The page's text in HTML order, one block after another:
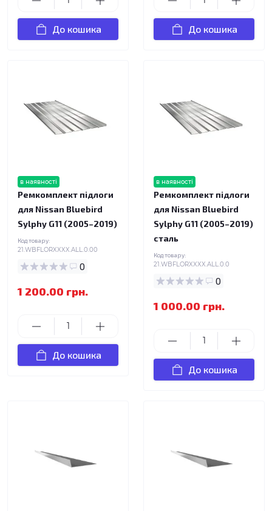
До кошика До кошика
в наявності
Ремкомплект підлоги
для Nissan Bluebird
Sylphy G11 (2005–2019)
Код товару:
21.WBFLORXXXX.ALL.0.00
0
1 200.00 грн.
До кошика
в наявності
Ремкомплект підлоги
для Nissan Bluebird
Sylphy G11 (2005–2019)
сталь
Код товару:
21.WBFLORXXXX.ALL.0.0
0
1 000.00 грн.
До кошика